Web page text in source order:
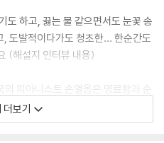
도 하고, 끓는 물 같으면서도 눈꽃 송
, 도발적이다가도 청초한… 한순간도
(해설지 인터뷰 내용)
피아니스트 손열음은 명료함과 순
전곡에 대한 다양한 시각을 가지
K.330을, 이국적 향취를 가득 담
더보기